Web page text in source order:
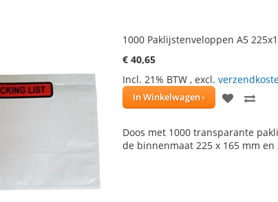
1000 Paklijstenveloppen A5
€ 40,65
Incl. 21% BTW , excl.
In Winkelwagen
VOEG
AANTE
Doos met 1000 transparante
de binnenmaat 225 x 165 mm